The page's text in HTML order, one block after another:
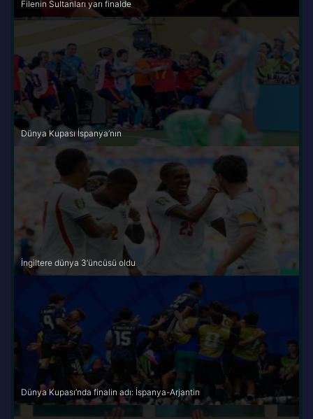
Filenin Sultanları yarı finalde
Dünya Kupası İspanya’nın
İngiltere dünya 3’üncüsü oldu
Dünya Kupası’nda finalin adı: İspanya-Arjantin